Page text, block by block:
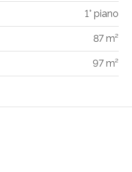
1° piano
87 m²
97 m²